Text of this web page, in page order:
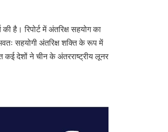
है। रिपोर्ट में अंतरिक्ष सहयोग का
सहयोगी अंतरिक्ष शक्ति के रूप में
कई देशों ने चीन के अंतरराष्ट्रीय लूनर